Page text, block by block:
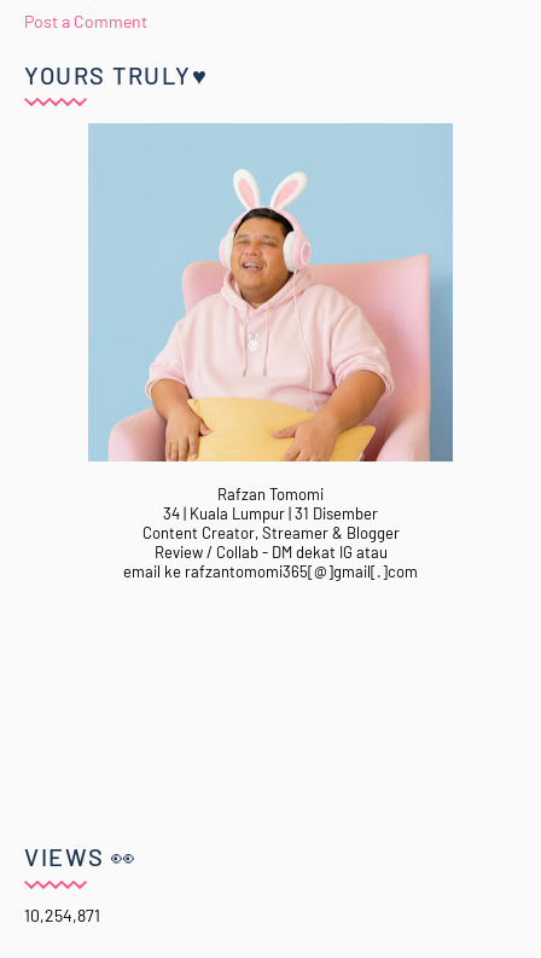
Post a Comment
YOURS TRULY♥
Rafzan Tomomi
34 | Kuala Lumpur | 31 Disember
Content Creator, Streamer & Blogger
Review / Collab - DM dekat IG atau
email ke rafzantomomi365[@]gmail[.]com
VIEWS 👀
10,254,871